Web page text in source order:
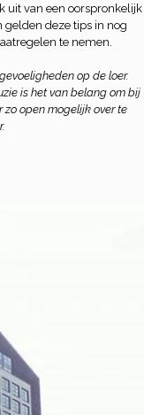
uit van een oorspronkelijk
gelden deze tips in nog
te nemen.
op de loer.
is het van belang om bij
open mogelijk over te